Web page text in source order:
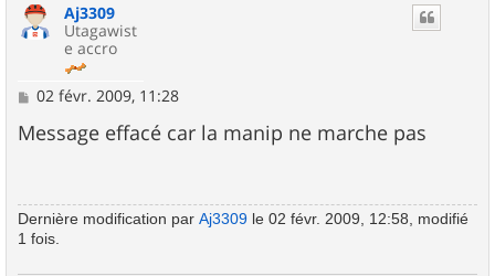
Aj3309
Utagawist
e accro
M
s
s
e
02 févr. 2009, 11:28
Message effacé car la manip ne marche pas
Dernière modification par Aj3309 le 02 févr. 2009, 12:58, modifié
1 fois.